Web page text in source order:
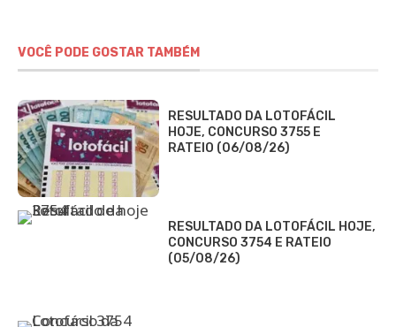
VOCÊ PODE GOSTAR TAMBÉM
RESULTADO DA LOTOFÁCIL
HOJE, CONCURSO 3755 E
RATEIO (06/08/26)
RESULTADO DA LOTOFÁCIL HOJE,
CONCURSO 3754 E RATEIO
(05/08/26)